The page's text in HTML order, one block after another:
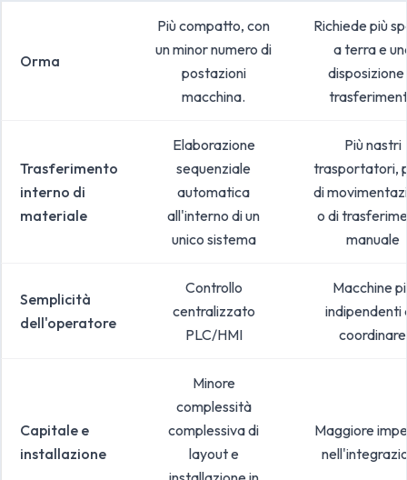
Orma
Più compatto, con
un minor numero di
postazioni
macchina.
Richiede più
a terra e
disposizione
Trasferimento
interno di
materiale
Elaborazione
sequenziale
automatica
all'interno di un
unico sistema
Più nastri
trasportatori,
di
o di
manuale
Semplicità
dell'operatore
Controllo
centralizzato
PLC/HMI
Macchine
indipendenti
coordinare
Capitale e
installazione
Minore
complessità
complessiva di
layout e
Maggiore